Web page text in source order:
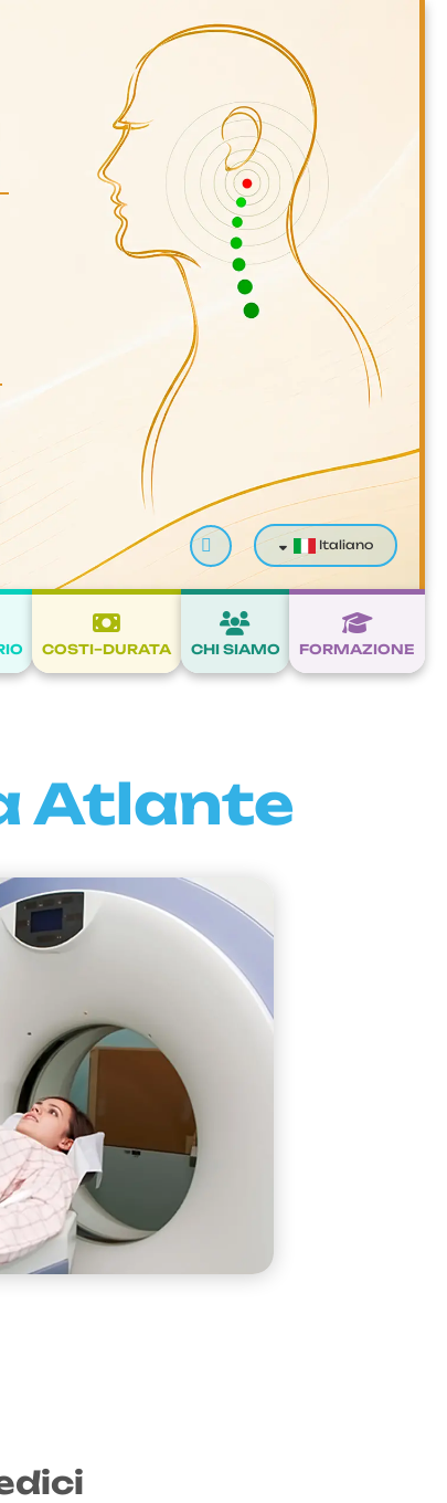
Cerca Italiano
COSTI–DURATA CHI SIAMO FORMAZIONE
Atlante